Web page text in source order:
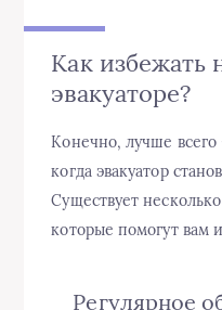
Как избежать
эвакуаторе?
Конечно, лучше всего
когда эвакуатор
Существует
которые помогут вам
Регулярное